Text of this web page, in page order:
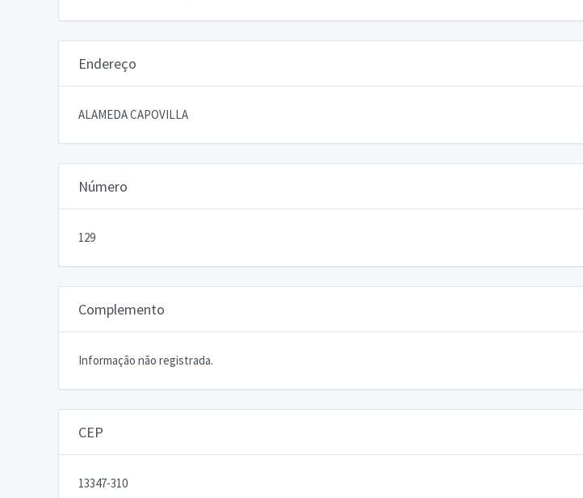
Endereço
ALAMEDA CAPOVILLA
Número
129
Complemento
Informação não registrada.
CEP
13347-310